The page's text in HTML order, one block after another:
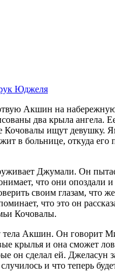
Акшин на
два крыла ангела.
Кочовалы ищут девушку.
в больнице, откуда его
Джумали. Он
что они опоздали и
своим глазам, что
что это он
Кочовалы.
тела Акшин. Он говорит
крылья и она сможет
он сделал ей. Джеласун
и что теперь